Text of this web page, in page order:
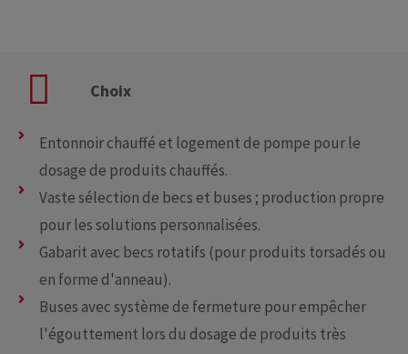
Choix
Entonnoir chauffé et logement de pompe pour le
dosage de produits chauffés.
Vaste sélection de becs et buses ; production propre
pour les solutions personnalisées.
Gabarit avec becs rotatifs (pour produits torsadés ou
en forme d'anneau).
Buses avec système de fermeture pour empêcher
l'égouttement lors du dosage de produits très